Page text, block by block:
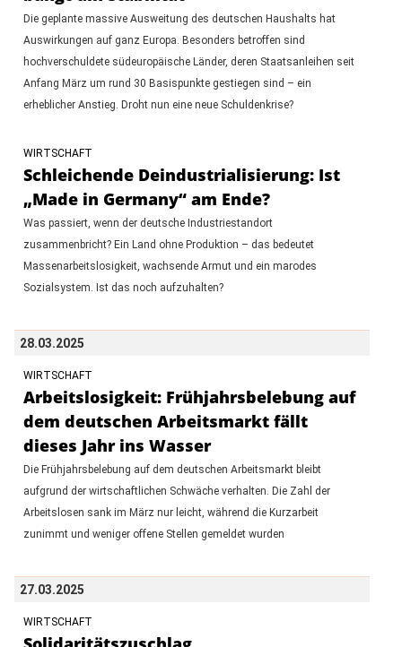
Die geplante massive Ausweitung des deutschen Haushalts hat
Auswirkungen auf ganz Europa. Besonders betroffen sind
hochverschuldete südeuropäische Länder, deren Staatsanleihen seit
Anfang März um rund 30 Basispunkte gestiegen sind – ein
erheblicher Anstieg. Droht nun eine neue Schuldenkrise?
WIRTSCHAFT
Schleichende Deindustrialisierung: Ist
„Made in Germany“ am Ende?
Was passiert, wenn der deutsche Industriestandort
zusammenbricht? Ein Land ohne Produktion – das bedeutet
Massenarbeitslosigkeit, wachsende Armut und ein marodes
Sozialsystem. Ist das noch aufzuhalten?
28.03.2025
WIRTSCHAFT
Arbeitslosigkeit: Frühjahrsbelebung auf
dem deutschen Arbeitsmarkt fällt
dieses Jahr ins Wasser
Die Frühjahrsbelebung auf dem deutschen Arbeitsmarkt bleibt
aufgrund der wirtschaftlichen Schwäche verhalten. Die Zahl der
Arbeitslosen sank im März nur leicht, während die Kurzarbeit
zunimmt und weniger offene Stellen gemeldet wurden
27.03.2025
WIRTSCHAFT